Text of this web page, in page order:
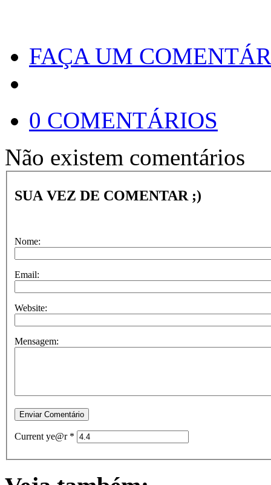
FAÇA UM
0 COMENTÁRIOS
Não existem comentários
SUA VEZ DE COMENTAR ;)
Nome:
Email:
Website:
Mensagem:
Current ye@r *